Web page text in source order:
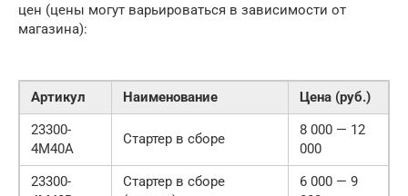
цен (цены могут варьироваться в зависимости от
магазина):
Артикул Наименование
Цена (руб.)
23300-
4M40A
Стартер в сборе
8 000 — 12
000
23300-
Стартер в сборе
6 000 — 9